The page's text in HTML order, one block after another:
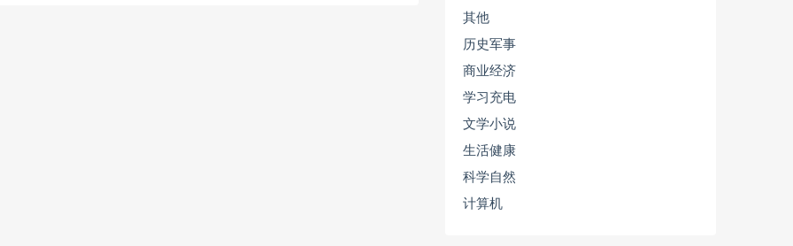
其他
历史军事
商业经济
学习充电
文学小说
生活健康
科学自然
计算机